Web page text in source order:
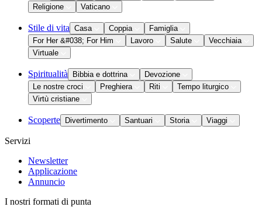
Religione
Vaticano
Stile di vita Casa Coppia
Famiglia
For Her &#038; For Him
Lavoro Salute
Vecchiaia
Virtuale
Spiritualità Bibbia e dottrina
Devozione
Le nostre croci
Preghiera Riti
Tempo liturgico
Virtù cristiane
Scoperte Divertimento Santuari Storia Viaggi
Servizi
Newsletter
Applicazione
Annuncio
I nostri formati di punta